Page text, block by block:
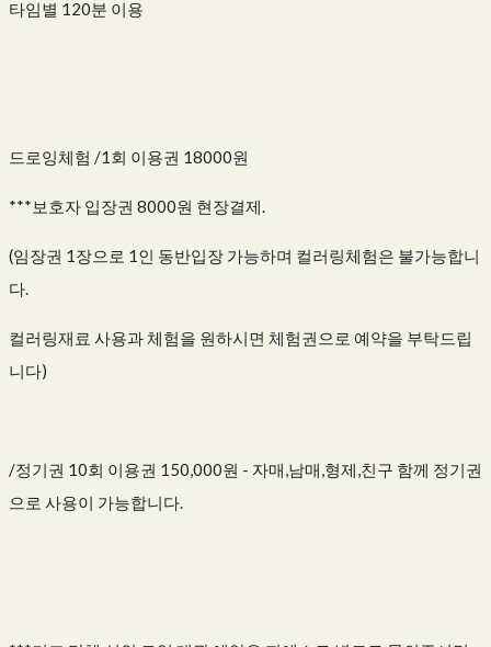
타임별 120분 이용
드로잉체험 /1회 이용권 18000원
***보호자 입장권 8000원 현장결제.
(임장권 1장으로 1인 동반입장 가능하며 컬러링체험은 불가능합니
다.
컬러링재료 사용과 체험을 원하시면 체험권으로 예약을 부탁드립
니다)
/정기권 10회 이용권 150,000원 - 자매,남매,형제,친구 함께 정기권
으로 사용이 가능합니다.